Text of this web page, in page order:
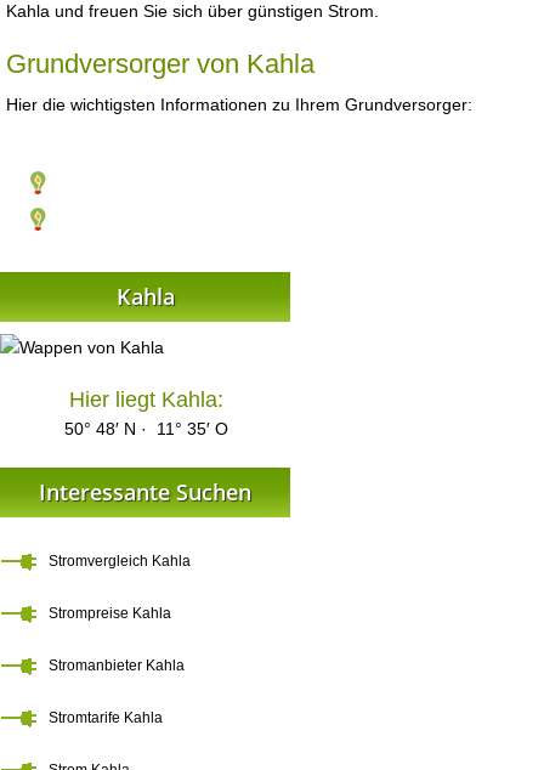
Kahla und freuen Sie sich über günstigen Strom.
Grundversorger von Kahla
Hier die wichtigsten Informationen zu Ihrem Grundversorger:
Kahla
Hier liegt Kahla:
50° 48′ N · 11° 35′ O
Interessante Suchen
Stromvergleich Kahla
Strompreise Kahla
Stromanbieter Kahla
Stromtarife Kahla